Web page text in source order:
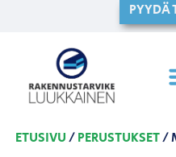
PYYDÄ
ETUSIVU/PERUSTUKSET/